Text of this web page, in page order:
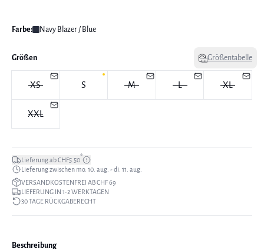
Farbe: Navy Blazer / Blue
Größen Größentabelle
XS S M L XL
XXL
Lieferung ab CHF5.50*
Lieferung zwischen mo. 10. aug. - di. 11. aug.
VERSANDKOSTENFREI AB CHF 69
LIEFERUNG IN 1-2 WERKTAGEN
30 TAGE RÜCKGABERECHT
Beschreibung